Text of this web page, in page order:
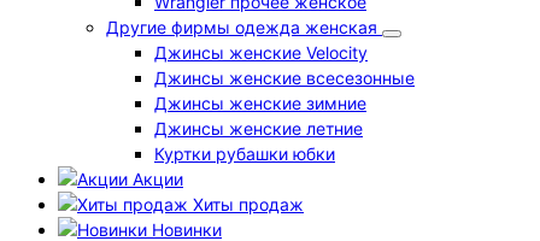
Другие фирмы одежда женская
Джинсы женские Velocity
Джинсы женские всесезонные
Джинсы женские зимние
Джинсы женские летние
Куртки рубашки юбки
Акции
Хиты продаж
Новинки